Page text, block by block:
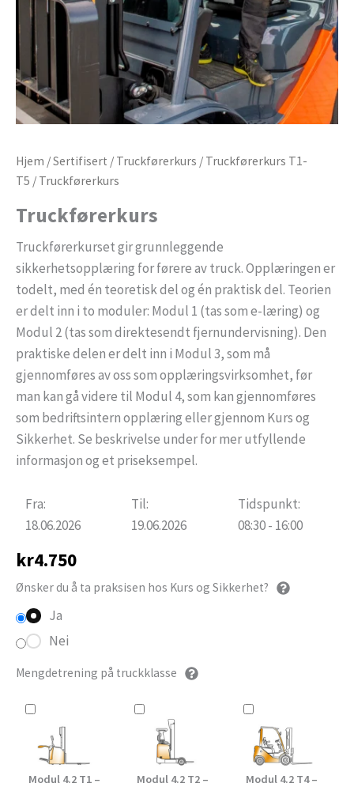
Hjem /Sertifisert / Truckførerkurs / Truckførerkurs T1-
T5 / Truckførerkurs
Truckførerkurs
Truckførerkurset gir grunnleggende
sikkerhetsopplæring for førere av truck. Opplæringen er
todelt, med én teoretisk del og én praktisk del. Teorien
er delt inn i to moduler: Modul 1 (tas som e-læring) og
Modul 2 (tas som direktesendt fjernundervisning). Den
praktiske delen er delt inn i Modul 3, som må
gjennomføres av oss som opplæringsvirksomhet, før
man kan gå videre til Modul 4, som kan gjennomføres
som bedriftsintern opplæring eller gjennom Kurs og
Sikkerhet. Se beskrivelse under for mer utfyllende
informasjon og et priseksempel.
Fra:
18.06.2026
Til:
19.06.2026
Tidspunkt:
08:30 - 16:00
kr4.750
Ønsker du å ta praksisen hos Kurs og Sikkerhet?
Ja
Nei
Mengdetrening på truckklasse
Modul 4.2 T1 –
Modul 4.2 T2 –
Modul 4.2 T4 –